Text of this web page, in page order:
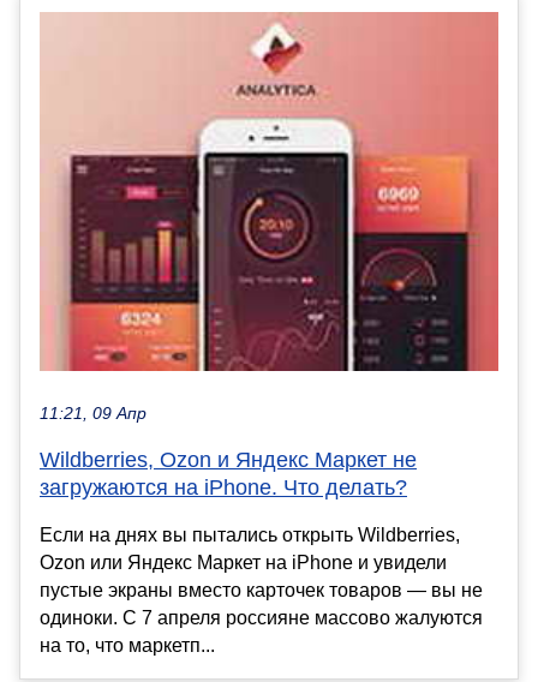
11:21, 09 Апр
Wildberries, Ozon и Яндекс Маркет не
загружаются на iPhone. Что делать?
Если на днях вы пытались открыть Wildberries,
Ozon или Яндекс Маркет на iPhone и увидели
пустые экраны вместо карточек товаров — вы не
одиноки. С 7 апреля россияне массово жалуются
на то, что маркетп...